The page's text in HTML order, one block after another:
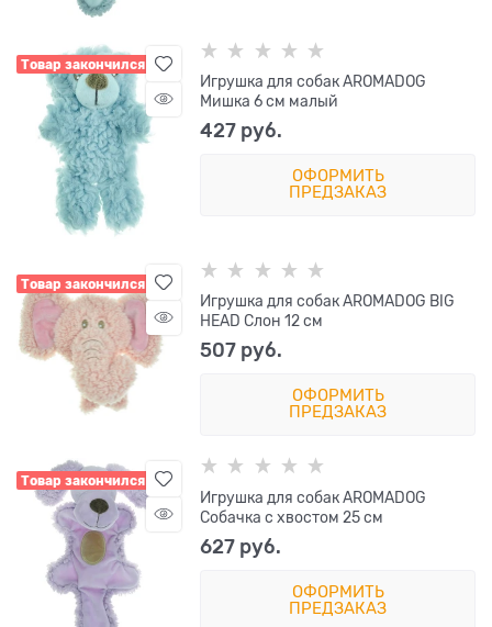
Товар закончился
Игрушка для собак AROMADOG
Мишка 6 см малый
427 руб.
ОФОРМИТЬ
ПРЕДЗАКАЗ
Товар закончился
Игрушка для собак AROMADOG BIG
HEAD Слон 12 см
507 руб.
ОФОРМИТЬ
ПРЕДЗАКАЗ
Товар закончился
Игрушка для собак AROMADOG
Собачка с хвостом 25 см
627 руб.
ОФОРМИТЬ
ПРЕДЗАКАЗ